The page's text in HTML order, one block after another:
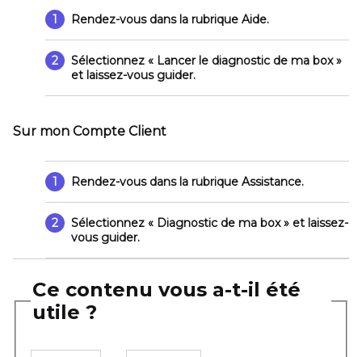
1 Rendez-vous dans la rubrique Aide.
2 Sélectionnez « Lancer le diagnostic de ma box »
et laissez-vous guider.
Sur mon Compte Client
1 Rendez-vous dans la rubrique Assistance.
2 Sélectionnez « Diagnostic de ma box » et laissez-
vous guider.
Ce contenu vous a-t-il été
utile ?